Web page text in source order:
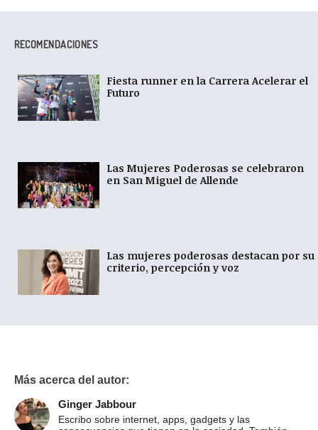
RECOMENDACIONES
Fiesta runner en la Carrera Acelerar el
Futuro
Las Mujeres Poderosas se celebraron
en San Miguel de Allende
Las mujeres poderosas destacan por su
criterio, percepción y voz
Más acerca del autor:
Ginger Jabbour
Escribo sobre internet, apps, gadgets y las